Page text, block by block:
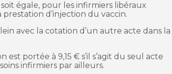
égale, pour les infirmiers libéraux
d’injection du vaccin.
avec la cotation d’un autre acte dans la
portée à 9,15 € s’il s’agit du seul acte
infirmiers par ailleurs.